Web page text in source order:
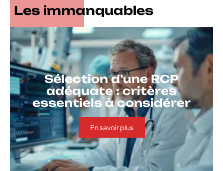
Les immanquables
Sélection d’une RCP
adéquate : critères
essentiels à considérer
En savoir plus